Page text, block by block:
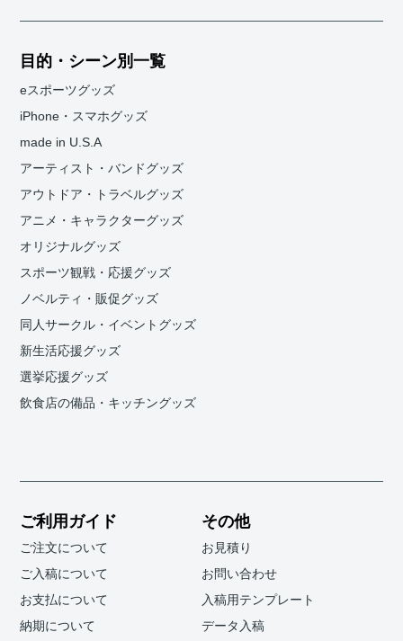
目的・シーン別一覧
eスポーツグッズ
iPhone・スマホグッズ
made in U.S.A
アーティスト・バンドグッズ
アウトドア・トラベルグッズ
アニメ・キャラクターグッズ
オリジナルグッズ
スポーツ観戦・応援グッズ
ノベルティ・販促グッズ
同人サークル・イベントグッズ
新生活応援グッズ
選挙応援グッズ
飲食店の備品・キッチングッズ
ご利用ガイド
ご注文について
ご入稿について
お支払について
納期について
その他
お見積り
お問い合わせ
入稿用テンプレート
データ入稿